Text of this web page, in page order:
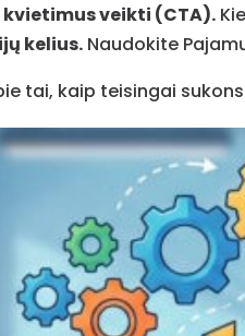
veikti (CTA).
kelius. Naudokite
tai, kaip teisingai